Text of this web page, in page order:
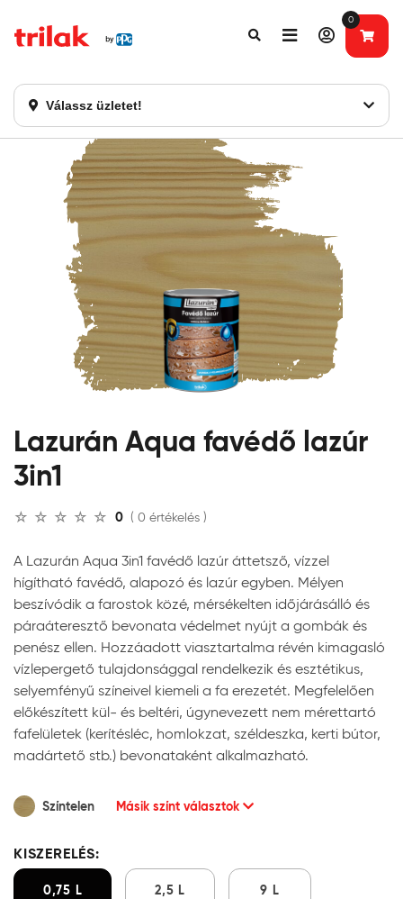
Válassz üzletet!
0
Fontos tájékoztatás!
Lazurán Aqua favédő lazúr
3in1
0 ( 0 értékelés )
A Lazurán Aqua 3in1 favédő lazúr áttetsző, vízzel
hígítható favédő, alapozó és lazúr egyben. Mélyen
beszívódik a farostok közé, mérsékelten időjárásálló és
páraáteresztő bevonata védelmet nyújt a gombák és
penész ellen. Hozzáadott viasztartalma révén kimagasló
vízlepergető tulajdonsággal rendelkezik és esztétikus,
selyemfényű színeivel kiemeli a fa erezetét. Megfelelően
előkészített kül- és beltéri, úgynevezett nem mérettartó
fafelületek (kerítésléc, homlokzat, széldeszka, kerti bútor,
madártető stb.) bevonataként alkalmazható.
Színtelen Másik színt választok
KISZERELÉS:
0,75 L 2,5 L 9 L